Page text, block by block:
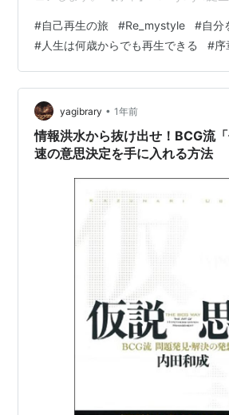
の苦労もなく育ってきた人でしょ？」
ら、そんなふうに言われることが増え
える今の私は、たしかにそう映るのか
も、本当は――誰にも言えない葛藤や
何度も自分を見失いそうになりながら
す。 鏡…
#自己再生の旅 #Re_mystyle #自分
#人生は何歳からでも再生できる #序
yagibrary • 1年前
情報洪水から抜け出せ！BCG流
速の意思決定を手に入れる方法